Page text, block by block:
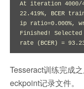
At iteration 4000/
22.419%, BCER
ip ratio=0.000%,
Finished!
rate (BCER) =
Tesseract训练完成
eckpoint记录文件。